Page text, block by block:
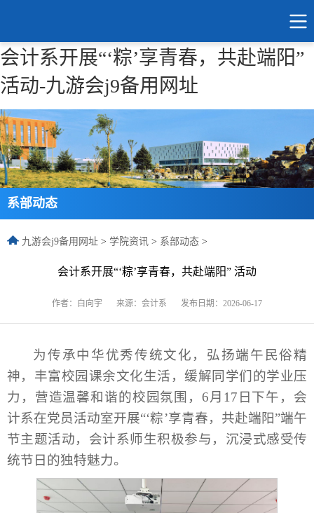
会计系开展“‘粽’享青春，共赴端阳”
活动-九游会j9备用网址
系部动态
九游会j9备用网址 > 学院资讯 > 系部动态 >
会计系开展“‘粽’享青春，共赴端阳” 活动
作者：白向宇 来源：会计系 发布日期：2026-06-17
为传承中华优秀传统文化，弘扬端午民俗精
神，丰富校园课余文化生活，缓解同学们的学业压
力，营造温馨和谐的校园氛围，6月17日下午，会
计系在党员活动室开展“‘粽’享青春，共赴端阳”端午
节主题活动，会计系师生积极参与，沉浸式感受传
统节日的独特魅力。